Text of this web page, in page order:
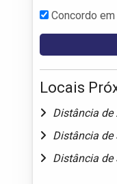
Concordo
Locais
Distância de
Distância de
Distância de